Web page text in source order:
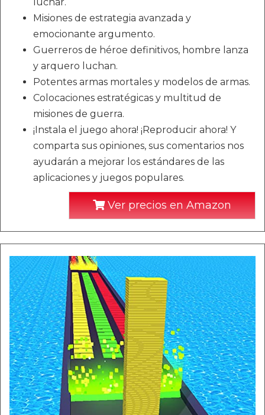
Misiones de estrategia avanzada y
emocionante argumento.
Guerreros de héroe definitivos, hombre lanza
y arquero luchan.
Potentes armas mortales y modelos de armas.
Colocaciones estratégicas y multitud de
misiones de guerra.
¡Instala el juego ahora! ¡Reproducir ahora! Y
comparta sus opiniones, sus comentarios nos
ayudarán a mejorar los estándares de las
aplicaciones y juegos populares.
Ver precios en Amazon